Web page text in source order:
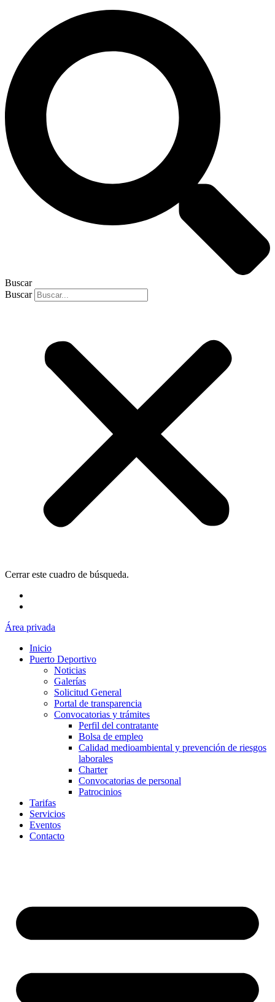
Buscar
Buscar
Cerrar este cuadro de búsqueda.
Área privada
Inicio
Puerto Deportivo
Noticias
Galerías
Solicitud General
Portal de transparencia
Convocatorias y trámites
Perfil del contratante
Bolsa de empleo
Calidad medioambiental y prevención de riesgos
laborales
Charter
Convocatorias de personal
Patrocinios
Tarifas
Servicios
Eventos
Contacto